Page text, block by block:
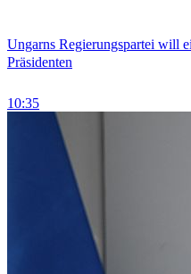
Ungarns Regierungspartei will
Präsidenten
10:35